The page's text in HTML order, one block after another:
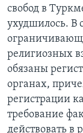
НЬЮ-ЙОРК
АМЕРИКА.
ТЕСТЫ
ВИДЕО
ПОДПИСКА НА
Learning English
свобод в
ухудшилось. В
религиозных
обязаны
органах,
регистрации
требование
действовать